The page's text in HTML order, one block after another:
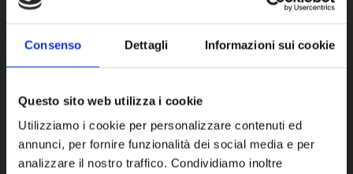
Consenso Dettagli Informazioni sui cookie
Questo sito web utilizza i cookie
Utilizziamo i cookie per personalizzare contenuti ed
annunci, per fornire funzionalità dei social media e per
analizzare il nostro traffico. Condividiamo inoltre